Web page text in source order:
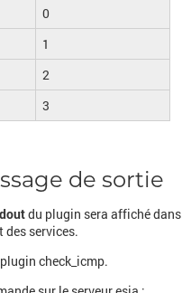
0
1
2
3
de sortie
du plugin sera affiché dans
services.
check_icmp.